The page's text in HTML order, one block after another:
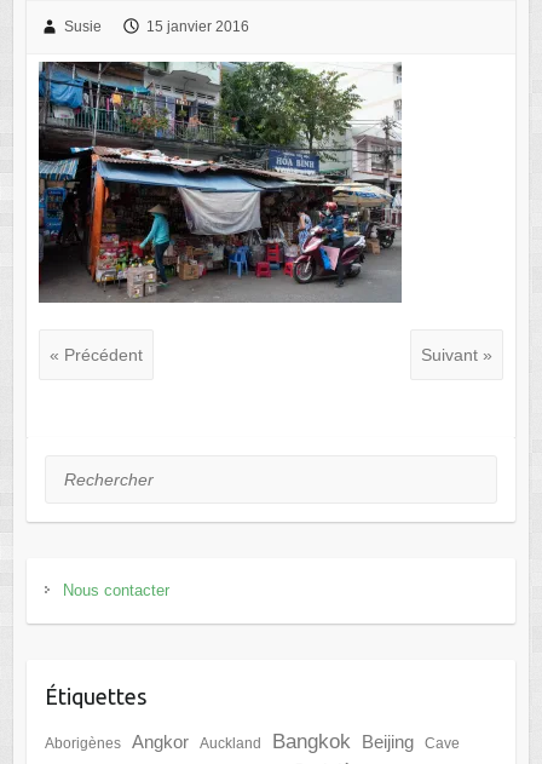
Susie 15 janvier 2016
« Précédent Suivant »
Rechercher
Nous contacter
Étiquettes
Aborigènes Angkor Auckland Bangkok Beijing Cave